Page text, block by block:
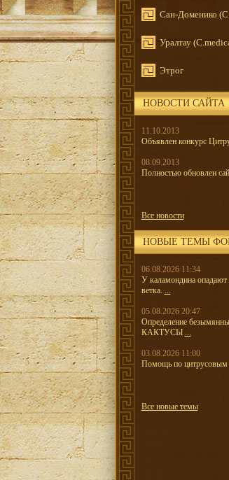
Сан-Доменико
Уралтау
Этрог
НОВОСТИ САЙТА
11.10.2013
Объявлен конкурс
08.09.2013
Полностью обновлен
Все новости
НОВЫЕ ТЕМЫ
06.08.2026 11:34
У каламондина опадают
ветка. ...
05.08.2026 20:47
Определение
КАКТУСЫ ...
03.08.2026 11:00
Помощь по цитрусовым
Все новые темы